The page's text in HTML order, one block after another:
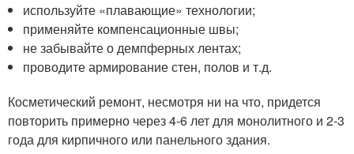
используйте «плавающие» технологии;
применяйте компенсационные швы;
не забывайте о демпферных лентах;
проводите армирование стен, полов и т.д.
Косметический ремонт, несмотря ни на что, придется
повторить примерно через 4-6 лет для монолитного и 2-3
года для кирпичного или панельного здания.